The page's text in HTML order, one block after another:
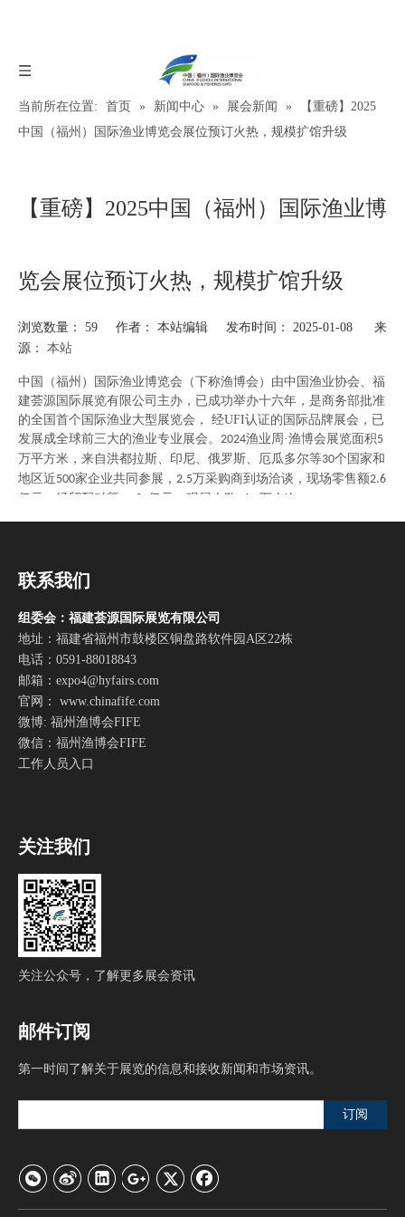
当前所在位置: 首页 » 新闻中心 » 展会新闻 »
【重磅】2025
中国（福州）国际渔业博览会展位预订火热，规模扩馆升级
【重磅】2025中国（福州）国际渔业博
览会展位预订火热，规模扩馆升级
浏览数量： 59 作者： 本站编辑 发布时间： 2025-01-08 来
源： 本站
["wechat","weibo","qzone","douban","email"]
中国（福州）国际渔业博览会（下称渔博会）由中国渔业协会、福
建荟源国际展览有限公司主办，已成功举办十六年，是商务部批准
的全国首个国际渔业大型展览会，
经UFI认证的国际品牌展会， 已
发展成全球前三大的渔业专业展会。 2024渔业周·渔博会展览面积5
万平方米，来自洪都拉斯、印尼、俄罗斯、厄瓜多尔等30个国家和
地区近500家企业共同参展， 2.5万采购商到场洽谈，现场零售额2.6
亿元，经贸配对额
亿元，观展人数 万人次。
时间：2025年
展出面积：80000平方米
专业买家：80000+
参展企业数：1200+
展品范围：
各类水（海）产品：冷冻、冰鲜、鲜活、干制等产品；
预制菜餐饮食材系列：即食调理食品、预制海鲜类、预制荤菜类、
预制素菜类、预包装食品等餐饮食材；
冻、冷藏设备设施，冷链物流设备设施；
营服务、水产饲料与种苗，鱼药与水质；
远洋捕捞装备及技术：各类捕捞装备及技术
同期活动：
中国-东盟渔业合作论坛
远洋渔业高质量发展圆桌会议
私域买手节
食材供应链专场对接会
全国青年名厨精英赛
经销商/批发商/贸易商/代理商
连锁餐饮/社会餐饮 /宴会酒楼 供应链
联系我们
组委会：福建荟源国际展览有限公司
地址：福建省福州市鼓楼区铜盘路软件园A区22栋
电话：0591-88018843
邮箱： expo4@hyfairs.com
官网： www.chinafife.com
微博: 福州渔博会FIFE
微信：福州渔博会FIFE
工作人员入口
关注我们
关注公众号，了解更多展会资讯
邮件订阅
第一时间了解关于展览的信息和接收新闻和市场资讯。
订阅